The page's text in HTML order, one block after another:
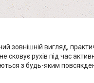
зовнішній вигляд,
рухів під час
з будь-яким